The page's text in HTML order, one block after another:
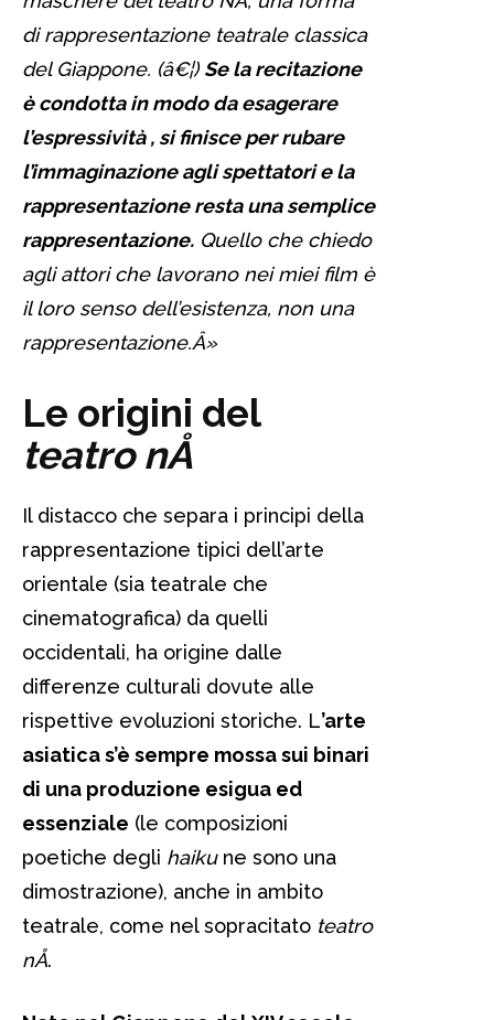
di rappresentazione teatrale classica
del Giappone. (â€¦)Se la recitazione
è condotta in modo da esagerare
l’espressività , si finisce per rubare
l’immaginazione agli spettatori e la
rappresentazione resta una semplice
rappresentazione. Quello che chiedo
agli attori che lavorano nei miei film è
il loro senso dell’esistenza, non una
rappresentazione.Â»
Le origini del
teatro nÅ
Il distacco che separa i principi della
rappresentazione tipici dell’arte
orientale (sia teatrale che
cinematografica) da quelli
occidentali, ha origine dalle
differenze culturali dovute alle
rispettive evoluzioni storiche. L’arte
asiatica s’è sempre mossa sui binari
di una produzione esigua ed
essenziale (le composizioni
poetiche degli haiku ne sono una
dimostrazione), anche in ambito
teatrale, come nel sopracitato teatro
nÅ.